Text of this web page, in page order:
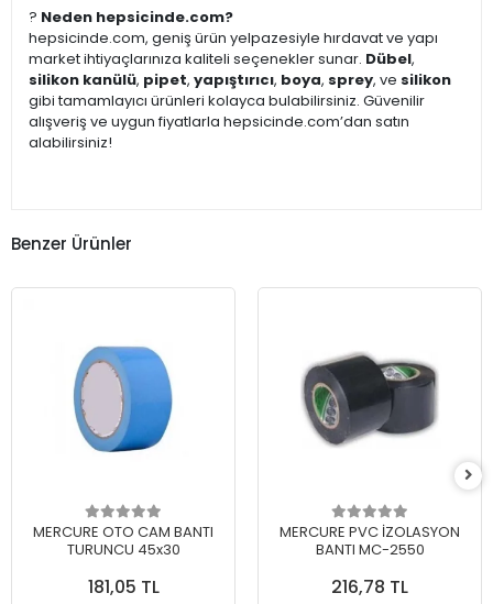
? Neden hepsicinde.com?
hepsicinde.com, geniş ürün yelpazesiyle hırdavat ve yapı
market ihtiyaçlarınıza kaliteli seçenekler sunar. Dübel,
silikon kanülü, pipet, yapıştırıcı, boya, sprey, ve silikon
gibi tamamlayıcı ürünleri kolayca bulabilirsiniz. Güvenilir
alışveriş ve uygun fiyatlarla hepsicinde.com’dan satın
alabilirsiniz!
Benzer Ürünler
MERCURE OTO CAM BANTI
TURUNCU 45x30
181,05 TL
MERCURE PVC İZOLASYON
BANTI MC-2550
216,78 TL